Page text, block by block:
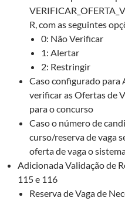
R, com as seguintes
0: Não Verificar
1: Alertar
2: Restringir
Caso configurado
verificar as Ofertas de
para o concurso
Caso o número de
curso/reserva de vaga
oferta de vaga o
Adicionada Validação de
115 e 116
Reserva de Vaga de